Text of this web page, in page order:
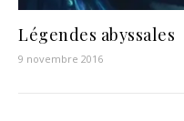
Légendes abyssales
9 novembre 2016